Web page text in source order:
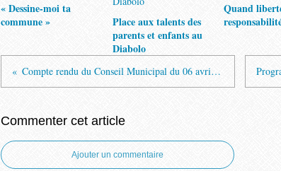
« Dessine-moi ta
commune »
Place aux talents des
parents et enfants au
Diabolo
Quand
Compte rendu du Conseil Municipal du 06 avril 2022
Commenter cet article
Ajouter un commentaire